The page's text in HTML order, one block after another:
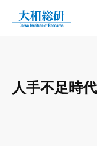
人手不足時